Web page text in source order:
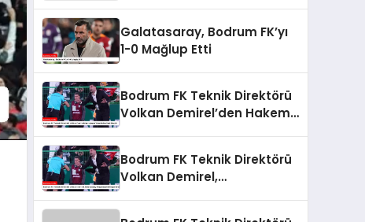
Galatasaray, Bodrum FK’yı
1-0 Mağlup Etti
Bodrum FK Teknik Direktörü
Volkan Demirel’den Hakem
Bodrum FK Teknik Direktörü
Volkan Demirel,